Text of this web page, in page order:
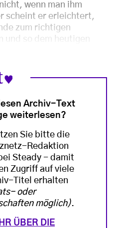
wenn man ihm
scheint er erleichtert,
zum richtigen
und so dem heutigen
Archiv-Text
weiterlesen?
Sie bitte die
Redaktion
Steady - damit
Zugriff auf viele
Titel erhalten
oder
möglich).
ÜBER DIE